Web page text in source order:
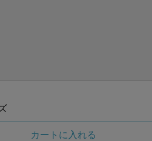
カートに入れる